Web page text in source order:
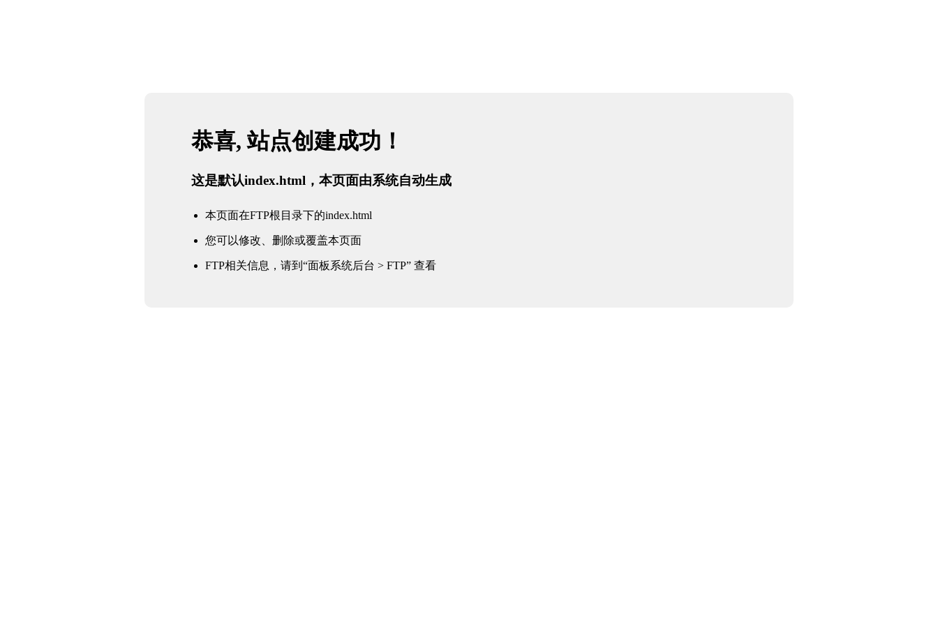
恭喜, 站点创建成功！
这是默认index.html，本页面由系统自动生成
本页面在FTP根目录下的index.html
您可以修改、删除或覆盖本页面
FTP相关信息，请到“面板系统后台 > FTP” 查看